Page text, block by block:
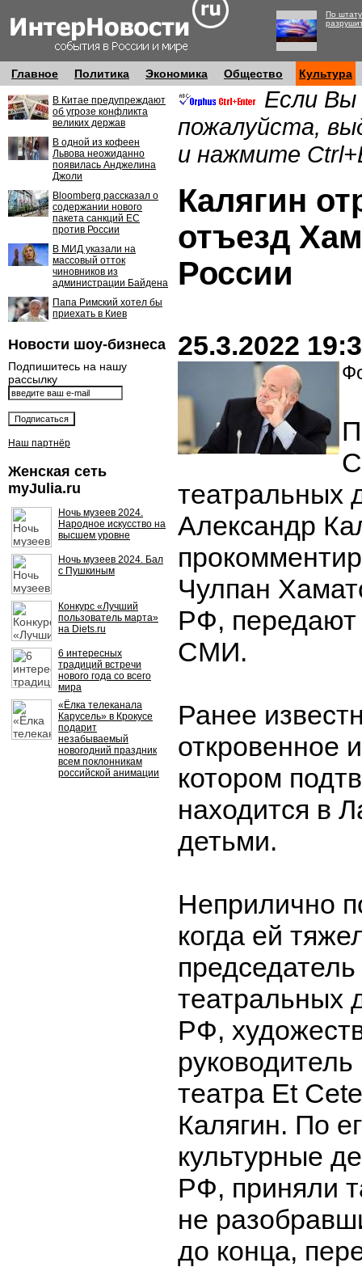
По
Главное Политика Экономика Общество Культура
В Китае предупреждают
об угрозе конфликта
великих держав
В одной из кофеен
Львова неожиданно
появилась Анджелина
Джоли
Bloomberg рассказал о
содержании нового
пакета санкций ЕС
против России
В МИД указали на
массовый отток
чиновников из
администрации Байдена
Папа Римский хотел бы
приехать в Киев
Новости шоу-бизнеса
Подпишитесь на нашу
рассылку
Наш партнёр
Женская сеть
myJulia.ru
Ночь музеев 2024.
Народное искусство на
высшем уровне
Ночь музеев 2024. Бал
с Пушкиным
Конкурс «Лучший
пользователь марта»
на Diets.ru
6 интересных
традиций встречи
нового года со всего
мира
«Ёлка телеканала
Карусель» в Крокусе
подарит
незабываемый
новогодний праздник
всем поклонникам
российской анимации
Если Вы
пожалуйста,
и нажмите
Калягин
отъезд
России
25.3.2022
театральных
Александр
Чулпан
РФ, передают
СМИ.
Ранее
откровенное
котором
находится в
детьми.
Неприлично
когда ей
театральных
РФ,
театра Et
Калягин. По
культурные
РФ, приняли
не
до конца,